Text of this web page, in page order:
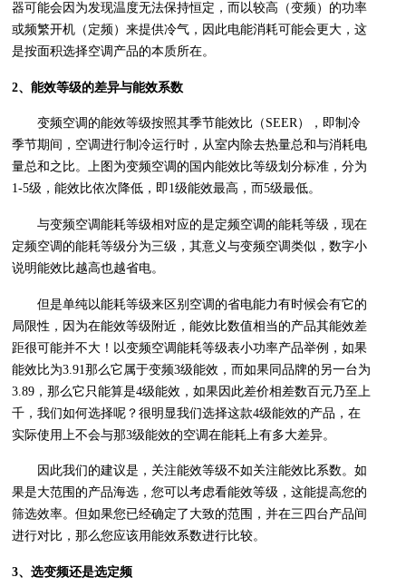
器可能会因为发现温度无法保持恒定，而以较高（变频）的功率
或频繁开机（定频）来提供冷气，因此电能消耗可能会更大，这
是按面积选择空调产品的本质所在。
2、能效等级的差异与能效系数
变频空调的能效等级按照其季节能效比（SEER），即制冷
季节期间，空调进行制冷运行时，从室内除去热量总和与消耗电
量总和之比。上图为变频空调的国内能效比等级划分标准，分为
1-5级，能效比依次降低，即1级能效最高，而5级最低。
与变频空调能耗等级相对应的是定频空调的能耗等级，现在
定频空调的能耗等级分为三级，其意义与变频空调类似，数字小
说明能效比越高也越省电。
但是单纯以能耗等级来区别空调的省电能力有时候会有它的
局限性，因为在能效等级附近，能效比数值相当的产品其能效差
距很可能并不大！以变频空调能耗等级表小功率产品举例，如果
能效比为3.91那么它属于变频3级能效，而如果同品牌的另一台为
3.89，那么它只能算是4级能效，如果因此差价相差数百元乃至上
千，我们如何选择呢？很明显我们选择这款4级能效的产品，在
实际使用上不会与那3级能效的空调在能耗上有多大差异。
因此我们的建议是，关注能效等级不如关注能效比系数。如
果是大范围的产品海选，您可以考虑看能效等级，这能提高您的
筛选效率。但如果您已经确定了大致的范围，并在三四台产品间
进行对比，那么您应该用能效系数进行比较。
3、选变频还是选定频